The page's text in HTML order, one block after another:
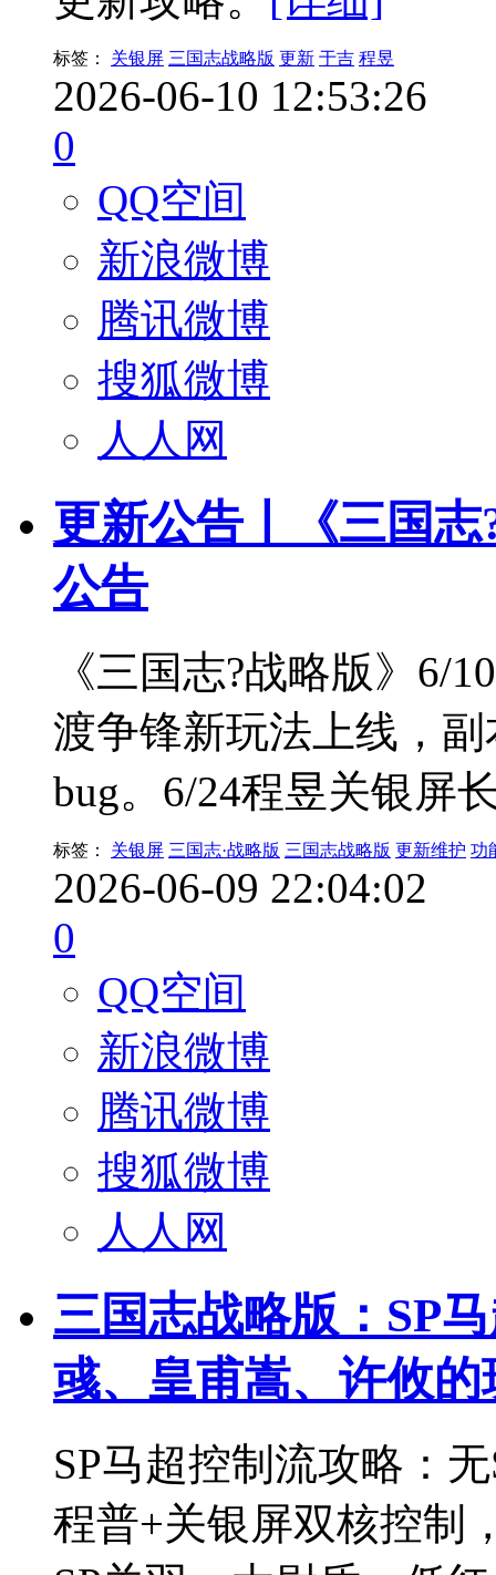
标签： 关银屏 三国志战略版 更新 于吉 程昱
2026-06-10 12:53:26
0
QQ空间
新浪微博
腾讯微博
搜狐微博
人人网
更新公告丨《三国
公告
《三国志?战略版》6/
渡争锋新玩法上线，
bug。6/24程昱关银屏
标签： 关银屏 三国志·战略版 三国志战略版 更新维护 功
2026-06-09 22:04:02
0
QQ空间
新浪微博
腾讯微博
搜狐微博
人人网
三国志战略版：SP
彧、皇甫嵩、许攸的
SP马超控制流攻略：
程普+关银屏双核控制